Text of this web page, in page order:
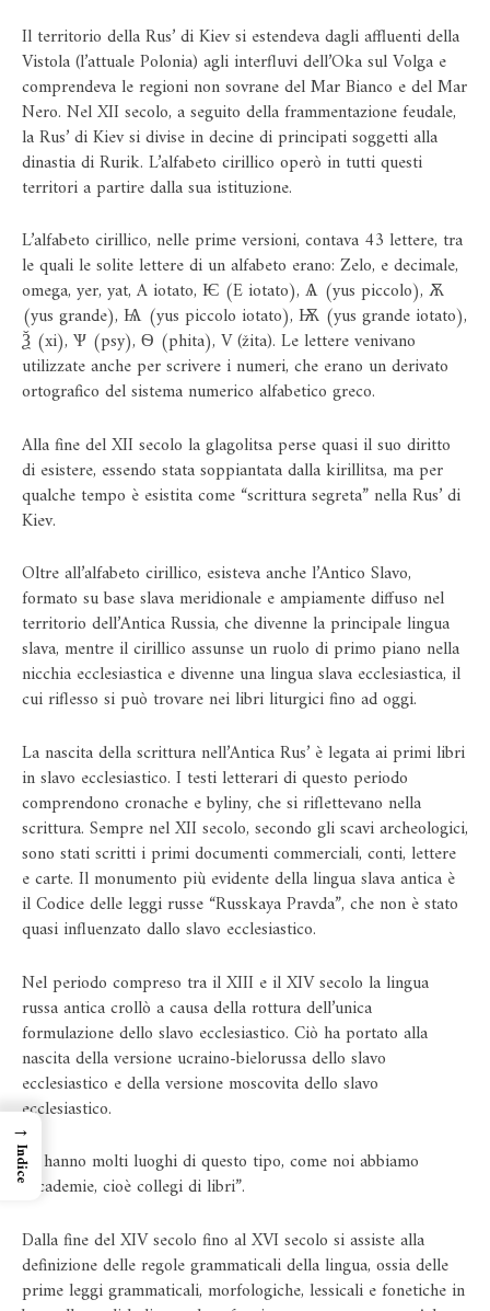
Il territorio della Rus’ di Kiev si estendeva dagli affluenti della
Vistola (l’attuale Polonia) agli interfluvi dell’Oka sul Volga e
comprendeva le regioni non sovrane del Mar Bianco e del Mar
Nero. Nel XII secolo, a seguito della frammentazione feudale,
la Rus’ di Kiev si divise in decine di principati soggetti alla
dinastia di Rurik. L’alfabeto cirillico operò in tutti questi
territori a partire dalla sua istituzione.
L’alfabeto cirillico, nelle prime versioni, contava 43 lettere, tra
le quali le solite lettere di un alfabeto erano: Zelo, e decimale,
omega, yer, yat, A iotato, Ѥ (E iotato), Ѧ (yus piccolo), Ѫ
(yus grande), Ѩ (yus piccolo iotato), Ѭ (yus grande iotato),
Ѯ (xi), Ѱ (psy), Ѳ (phita), V (žita). Le lettere venivano
utilizzate anche per scrivere i numeri, che erano un derivato
ortografico del sistema numerico alfabetico greco.
Alla fine del XII secolo la glagolitsa perse quasi il suo diritto
di esistere, essendo stata soppiantata dalla kirillitsa, ma per
qualche tempo è esistita come “scrittura segreta” nella Rus’ di
Kiev.
Oltre all’alfabeto cirillico, esisteva anche l’Antico Slavo,
formato su base slava meridionale e ampiamente diffuso nel
territorio dell’Antica Russia, che divenne la principale lingua
slava, mentre il cirillico assunse un ruolo di primo piano nella
nicchia ecclesiastica e divenne una lingua slava ecclesiastica, il
cui riflesso si può trovare nei libri liturgici fino ad oggi.
La nascita della scrittura nell’Antica Rus’ è legata ai primi libri
in slavo ecclesiastico. I testi letterari di questo periodo
comprendono cronache e byliny, che si riflettevano nella
scrittura. Sempre nel XII secolo, secondo gli scavi archeologici,
sono stati scritti i primi documenti commerciali, conti, lettere
e carte. Il monumento più evidente della lingua slava antica è
il Codice delle leggi russe “Russkaya Pravda”, che non è stato
quasi influenzato dallo slavo ecclesiastico.
Nel periodo compreso tra il XIII e il XIV secolo la lingua
russa antica crollò a causa della rottura dell’unica
formulazione dello slavo ecclesiastico. Ciò ha portato alla
nascita della versione ucraino-bielorussa dello slavo
ecclesiastico e della versione moscovita dello slavo
ecclesiastico.
“E hanno molti luoghi di questo tipo, come noi abbiamo
accademie, cioè collegi di libri”.
Dalla fine del XIV secolo fino al XVI secolo si assiste alla
definizione delle regole grammaticali della lingua, ossia delle
prime leggi grammaticali, morfologiche, lessicali e fonetiche in
→
Indice